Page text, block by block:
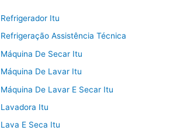
Itu
Assistência Técnica
De Secar Itu
De Lavar Itu
De Lavar E Secar Itu
Itu
E Seca Itu